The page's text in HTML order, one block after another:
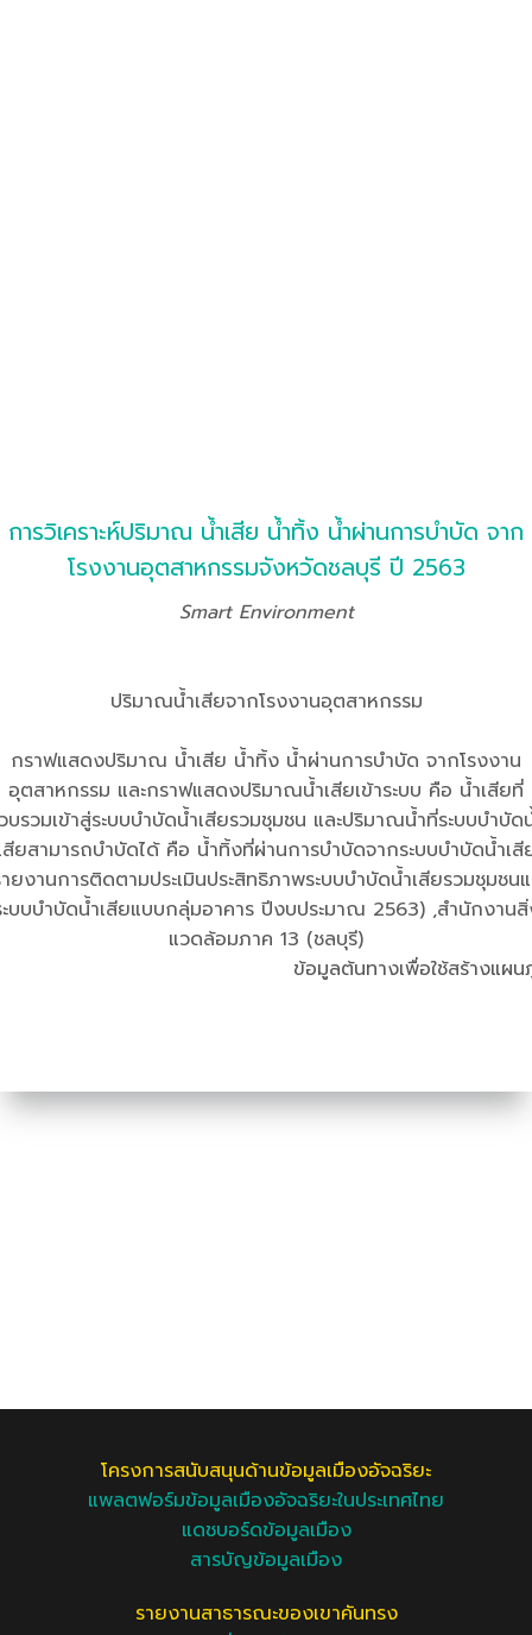
การวิเคราะห์ปริมาณ น้ำเสีย น้ำทิ้ง น้ำผ่านการบำบัด จาก
โรงงานอุตสาหกรรมจังหวัดชลบุรี ปี 2563
Smart Environment
ปริมาณน้ำเสียจากโรงงานอุตสาหกรรม
กราฟแสดงปริมาณ น้ำเสีย น้ำทิ้ง น้ำผ่านการบำบัด จากโรงงาน
อุตสาหกรรม และกราฟแสดงปริมาณน้ำเสียเข้าระบบ คือ น้ำเสียที่
บรวมเข้าสู่ระบบบำบัดน้ำเสียรวมชุมชน และปริมาณน้ำที่ระบบบำบัด
สียสามารถบำบัดได้ คือ น้ำทิ้งที่ผ่านการบำบัดจากระบบบำบัดน้ำเสี
ยงานการติดตามประเมินประสิทธิภาพระบบบำบัดน้ำเสียรวมชุมชนแ
บบบำบัดน้ำเสียแบบกลุ่มอาคาร ปีงบประมาณ 2563) ,สำนักงาน
แวดล้อมภาค 13 (ชลบุรี)
ข้อมูลต้นทางเพื่อใช้สร้างแผ
โครงการสนับสนุนด้านข้อมูลเมืองอัจฉริยะ
แพลตฟอร์มข้อมูลเมืองอัจฉริยะในประเทศไทย
แดชบอร์ดข้อมูลเมือง
สารบัญข้อมูลเมือง
รายงานสาธารณะของเขาคันทรง